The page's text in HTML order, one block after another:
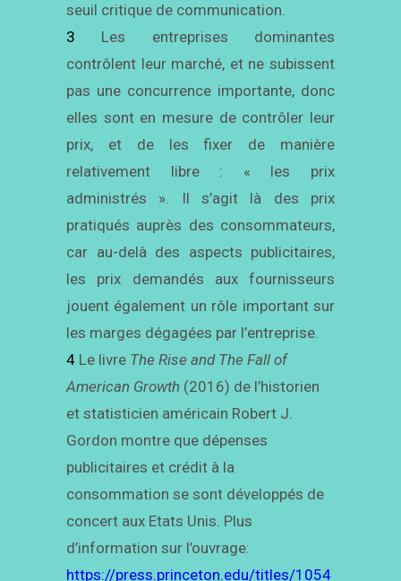
seuil critique de communication.
3 Les entreprises dominantes
contrôlent leur marché, et ne subissent
pas une concurrence importante, donc
elles sont en mesure de contrôler leur
prix, et de les fixer de manière
relativement libre : « les prix
administrés ». Il s’agit là des prix
pratiqués auprès des consommateurs,
car au-delà des aspects publicitaires,
les prix demandés aux fournisseurs
jouent également un rôle important sur
les marges dégagées par l’entreprise.
4 Le livre The Rise and The Fall of
American Growth (2016) de l’historien
et statisticien américain Robert J.
Gordon montre que dépenses
publicitaires et crédit à la
consommation se sont développés de
concert aux Etats Unis. Plus
d’information sur l’ouvrage:
https://press.princeton.edu/titles/1054